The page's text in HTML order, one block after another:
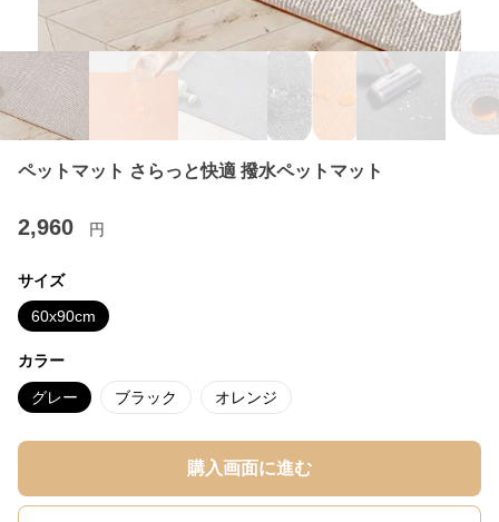
ペットマット さらっと快適 撥水ペットマット
2,960 円
サイズ
60x90cm
カラー
グレー ブラック オレンジ
購入画面に進む